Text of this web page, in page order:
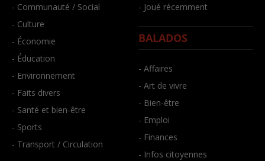
- Communauté / Social
- Culture
- Économie
- Éducation
- Environnement
- Faits divers
- Santé et bien-être
- Sports
- Transport / Circulation
- Joué récemment
BALADOS
- Affaires
- Art de vivre
- Bien-être
- Emploi
- Finances
- Infos citoyennes